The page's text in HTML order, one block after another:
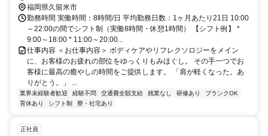
学前駅
福岡県久留米市
勤務時間 実働時間：8時間/日 平均勤務日数：1ヶ月あたり21日 10:00
～22:00の間でシフト制（実働8時間・休憩1時間） 【シフト例】 *
9:00～18:00 * 11:00～20:00...
仕事内容 ＜お仕事内容＞ ボディケアやリフレクソロジーをメイン
に、お客様のお疲れの部位をゆっくりもみほぐし。 その手一つでお
客様に最高の癒やしの時間をご提供します。 「肩が軽くなった。あ
りがとう。」 ...
業界未経験者歓迎 経験不問 交通費全額支給 残業なし 研修あり
ブランクOK
育休あり
シフト制 寮・社宅あり
正社員